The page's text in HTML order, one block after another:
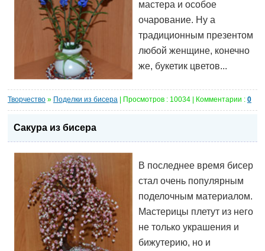
мастера и особое
очарование. Ну а
традиционным презентом
любой женщине, конечно
же, букетик цветов...
Творчество » Поделки из бисера | Просмотров : 10034 | Комментарии : 0
Сакура из бисера
В последнее время бисер
стал очень популярным
поделочным материалом.
Мастерицы плетут из него
не только украшения и
бижутерию, но и